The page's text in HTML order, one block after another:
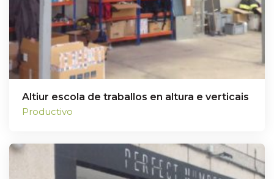
Altiur escola de traballos en altura e verticais
Productivo